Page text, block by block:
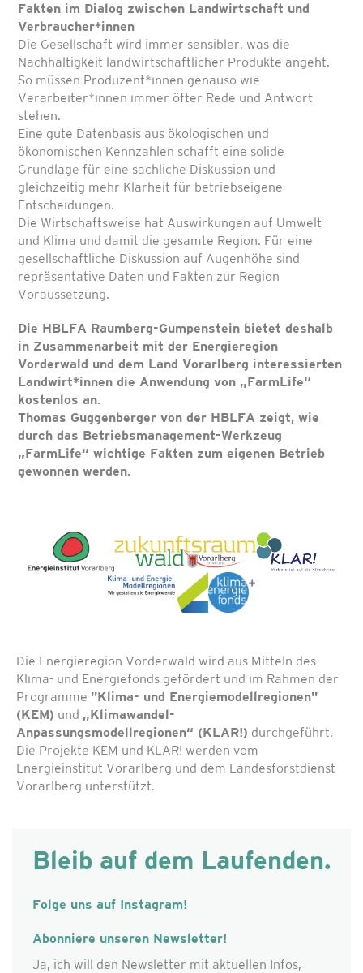
Fakten im Dialog zwischen Landwirtschaft und
Verbraucher*innen
Die Gesellschaft wird immer sensibler, was die
Nachhaltigkeit landwirtschaftlicher Produkte angeht.
So müssen Produzent*innen genauso wie
Verarbeiter*innen immer öfter Rede und Antwort
stehen.
Eine gute Datenbasis aus ökologischen und
ökonomischen Kennzahlen schafft eine solide
Grundlage für eine sachliche Diskussion und
gleichzeitig mehr Klarheit für betriebseigene
Entscheidungen.
Die Wirtschaftsweise hat Auswirkungen auf Umwelt
und Klima und damit die gesamte Region. Für eine
gesellschaftliche Diskussion auf Augenhöhe sind
repräsentative Daten und Fakten zur Region
Voraussetzung.
Die HBLFA Raumberg-Gumpenstein bietet deshalb
in Zusammenarbeit mit der Energieregion
Vorderwald und dem Land Vorarlberg interessierten
Landwirt*innen die Anwendung von „FarmLife“
kostenlos an.
Thomas Guggenberger von der HBLFA zeigt, wie
durch das Betriebsmanagement-Werkzeug
„FarmLife“ wichtige Fakten zum eigenen Betrieb
gewonnen werden.
Die Energieregion Vorderwald wird aus Mitteln des
Klima- und Energiefonds gefördert und im Rahmen der
Programme "Klima- und Energiemodellregionen"
(KEM) und „Klimawandel-
Anpassungsmodellregionen“ (KLAR!) durchgeführt.
Die Projekte KEM und KLAR! werden vom
Energieinstitut Vorarlberg und dem Landesforstdienst
Vorarlberg unterstützt.
Bleib auf dem Laufenden.
Folge uns auf Instagram!
Abonniere unseren Newsletter!
Ja, ich will den Newsletter mit aktuellen Infos,